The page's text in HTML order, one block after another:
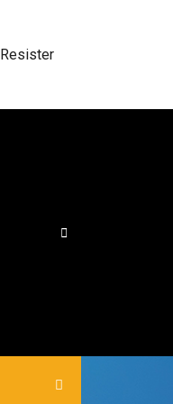
Resister